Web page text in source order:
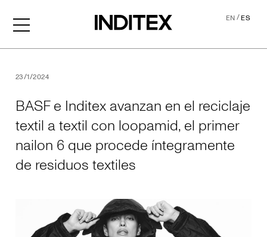
EN/ES
23/1/2024
BASF e Inditex avanzan en el reciclaje
textil a textil con loopamid, el primer
nailon 6 que procede íntegramente
de residuos textiles